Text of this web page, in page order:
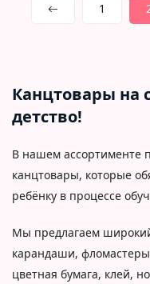
1
Канцтовары на
детство!
В нашем ассортименте
канцтовары, которые
ребёнку в процессе
Мы предлагаем
карандаши,
цветная бумага, клей,